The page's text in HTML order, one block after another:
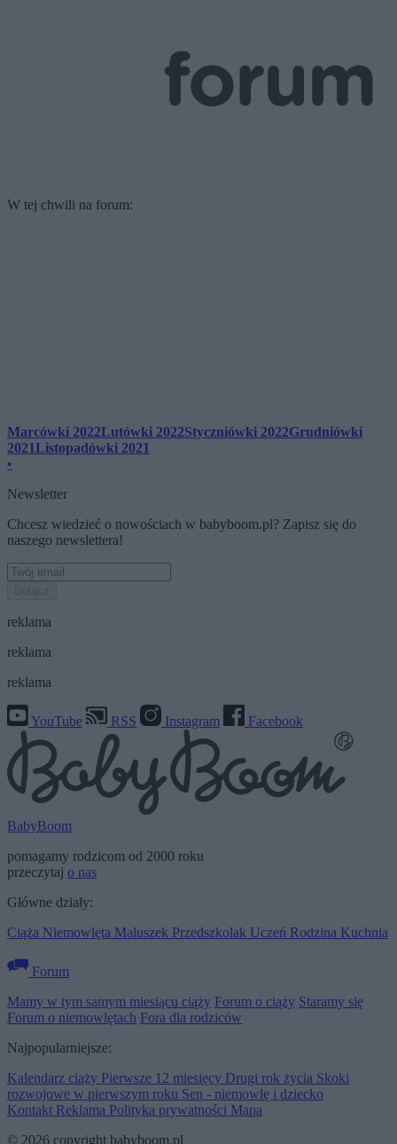
W tej chwili na forum:
Marcówki 2022Lutówki 2022Styczniówki 2022Grudniówki
2021Listopadówki 2021
•
Newsletter
Chcesz wiedzieć o nowościach w babyboom.pl? Zapisz się do
naszego newslettera!
reklama
reklama
reklama
YouTube RSS Instagram Facebook
BabyBoom
pomagamy rodzicom od 2000 roku
przeczytaj o nas
Główne działy:
Ciąża Niemowlęta Maluszek Przedszkolak Uczeń Rodzina Kuchnia
Forum
Mamy w tym samym miesiącu ciąży Forum o ciąży Staramy się
Forum o niemowlętach Fora dla rodziców
Najpopularniejsze:
Kalendarz ciąży Pierwsze 12 miesięcy Drugi rok życia Skoki
rozwojowe w pierwszym roku Sen - niemowlę i dziecko
Kontakt Reklama Polityka prywatności Mapa
© 2026 copyright babyboom.pl